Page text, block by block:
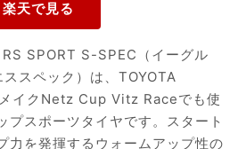
SPORT S-SPEC（イーグル
スペック）は、TOYOTA
イクNetz Cup Vitz Raceでも使
プスポーツタイヤです。スタート
力を発揮するウォームアップ性の